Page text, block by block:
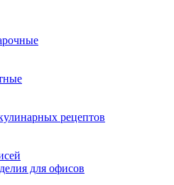
рецептов
для офисов